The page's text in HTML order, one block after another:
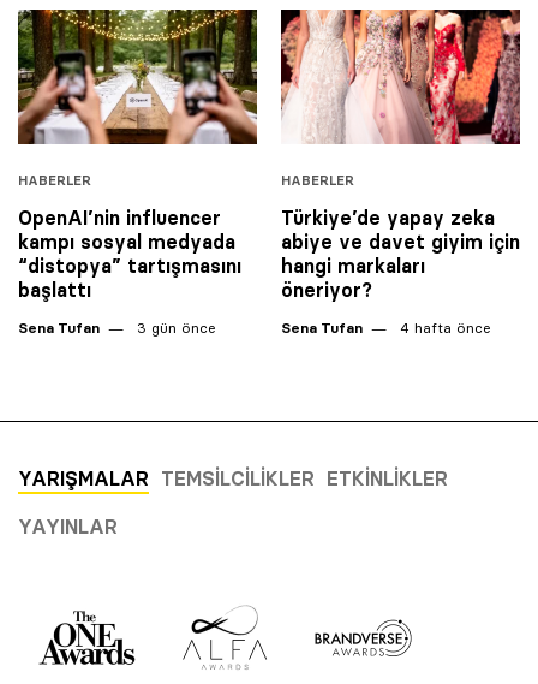
HABERLER
OpenAI’nin influencer
kampı sosyal medyada
“distopya” tartışmasını
başlattı
Sena Tufan 3 gün önce
HABERLER
Türkiye’de yapay zeka
abiye ve davet giyim için
hangi markaları
öneriyor?
Sena Tufan 4 hafta önce
YARIŞMALAR TEMSILCILIKLER ETKINLIKLER
YAYINLAR